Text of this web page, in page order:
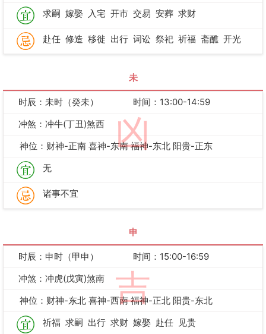
求嗣 嫁娶 入宅 开市 交易 安葬 求财
赴任 修造 移徙 出行 词讼 祭祀 祈福 斋醮 开光
未
凶
时辰：未时（癸未）
时间：13:00-14:59
冲煞：冲牛(丁丑)煞西
神位：财神-正南 喜神-东南 福神-东北 阳贵-正东
无
诸事不宜
申
吉
时辰：申时（甲申）
时间：15:00-16:59
冲煞：冲虎(戊寅)煞南
神位：财神-东北 喜神-西南 福神-正北 阳贵-东北
祈福 求嗣 出行 求财 嫁娶 赴任 见贵